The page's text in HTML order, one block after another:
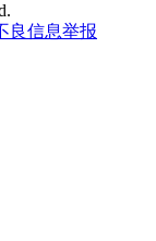
良信息举报